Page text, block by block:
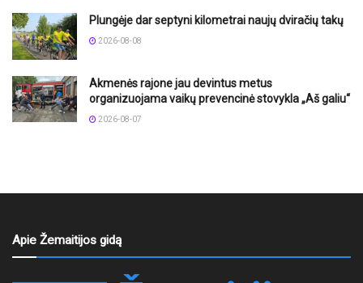
Plungėje dar septyni kilometrai naujų dviračių takų
2026-08-08
Akmenės rajone jau devintus metus
organizuojama vaikų prevencinė stovykla „Aš galiu“
2026-08-07
Apie Žemaitijos gidą